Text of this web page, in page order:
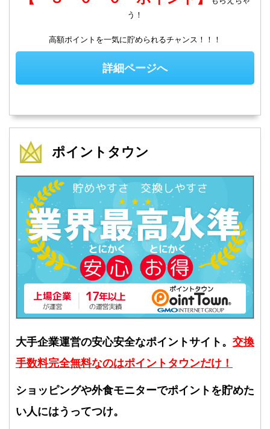
う！
高額ポイントを一気に貯められるチャンス！！！
詳細ページへ
ポイントタウン
大手企業運営の安心安全なポイントサイト。 交換
手数料完全無料なのはポイントタウンだけ！
ショッピングや外食モニターでポイントを貯めた
い人にはうってつけ。